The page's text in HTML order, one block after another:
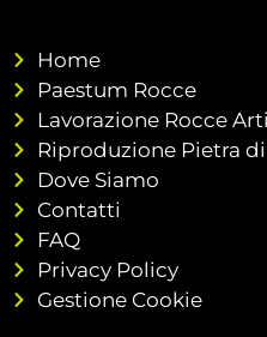
Home
Paestum Rocce
Lavorazione Rocce
Riproduzione Pietra
Dove Siamo
Contatti
FAQ
Privacy Policy
Gestione Cookie